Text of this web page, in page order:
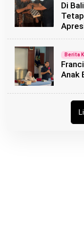
Di
Berita
Anak